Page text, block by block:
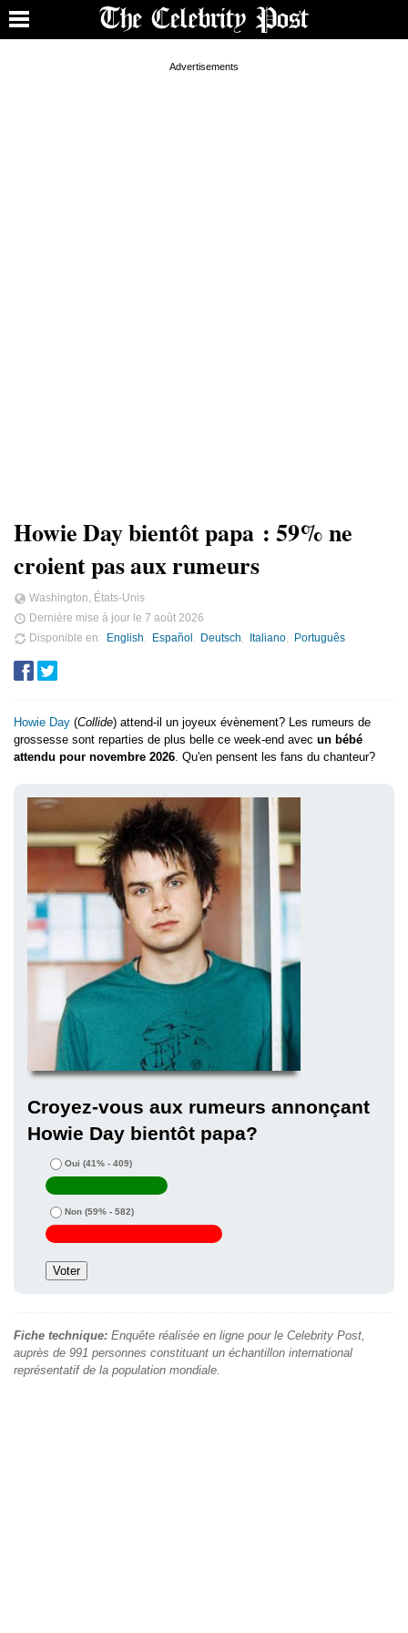
Howie Day bientôt papa : 59% ne
croient pas aux rumeurs
Washington, États-Unis
Dernière mise à jour le 7 août 2026
Disponible en
English Español Deutsch Italiano Português
Howie Day (Collide) attend-il un joyeux évènement? Les rumeurs de
grossesse sont reparties de plus belle ce week-end avec un bébé
attendu pour novembre 2026. Qu'en pensent les fans du chanteur?
Croyez-vous aux rumeurs annonçant
Howie Day bientôt papa?
Oui (41% - 409)
Non (59% - 582)
Fiche technique: Enquête réalisée en ligne pour le Celebrity Post,
auprès de 991 personnes constituant un échantillon international
représentatif de la population mondiale.